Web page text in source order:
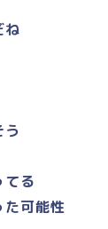
ね
てる
た可能性